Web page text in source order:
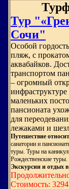
Тур
Сочи"
Особой
пляж, с
аквабайков.
транспортом
– огромный
маленьких
пансионата
для
лежаками и
Путешествие
санатории и
туры. Туры на
Рождественские туры.
Экскурсии и отдых в
Стоимость: 3294